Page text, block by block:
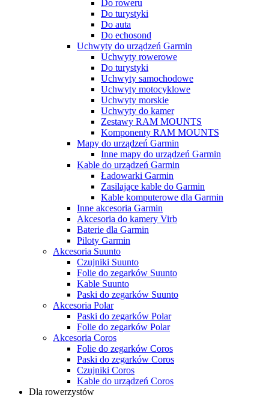
Do roweru
Do turystyki
Do auta
Do echosond
Uchwyty do urządzeń Garmin
Uchwyty rowerowe
Do turystyki
Uchwyty samochodowe
Uchwyty motocyklowe
Uchwyty morskie
Uchwyty do kamer
Zestawy RAM MOUNTS
Komponenty RAM MOUNTS
Mapy do urządzeń Garmin
Inne mapy do urządzeń Garmin
Kable do urządzeń Garmin
Ładowarki Garmin
Zasilające kable do Garmin
Kable komputerowe dla Garmin
Inne akcesoria Garmin
Akcesoria do kamery Virb
Baterie dla Garmin
Piloty Garmin
Akcesoria Suunto
Czujniki Suunto
Folie do zegarków Suunto
Kable Suunto
Paski do zegarków Suunto
Akcesoria Polar
Paski do zegarków Polar
Folie do zegarków Polar
Akcesoria Coros
Folie do zegarków Coros
Paski do zegarków Coros
Czujniki Coros
Kable do urządzeń Coros
Dla rowerzystów